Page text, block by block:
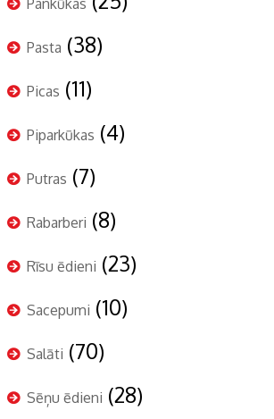
Pankūkas
Pasta (38)
Picas (11)
Piparkūkas (4)
Putras (7)
Rabarberi (8)
Rīsu ēdieni (23)
Sacepumi (10)
Salāti (70)
Sēņu ēdieni (28)